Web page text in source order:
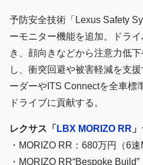
予防安全技術「Lexus Safety
ーモニター機能を追加。ドラ
き、顔向きなどから注意力低
し、衝突回避や被害軽減を支
ーダーやITS Connectを全車標
ドライブに貢献する。
レクサス「 LBX MORIZO RR
・MORIZO RR：680万円（6
・MORIZO RR“Bespoke